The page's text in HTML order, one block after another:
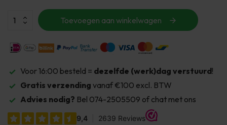
Toevoegen aan winkelwagen
Voor 16:00 besteld = dezelfde (werk)dag verstuurd!
Gratis verzending vanaf €100 excl. BTW
Advies nodig? Bel 074-2505509 of chat met ons